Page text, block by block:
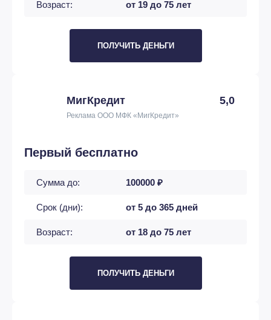
Возраст: от 19 до 75 лет
ПОЛУЧИТЬ ДЕНЬГИ
МигКредит 5,0
Реклама ООО МФК «МигКредит»
Первый бесплатно
Сумма до: 100000 ₽
Срок (дни): от 5 до 365 дней
Возраст: от 18 до 75 лет
ПОЛУЧИТЬ ДЕНЬГИ